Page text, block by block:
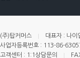
(주)탑커머스 대표자 : 나이
사업자등록번호 : 113-86-
고객센터 : 1:1상담문의